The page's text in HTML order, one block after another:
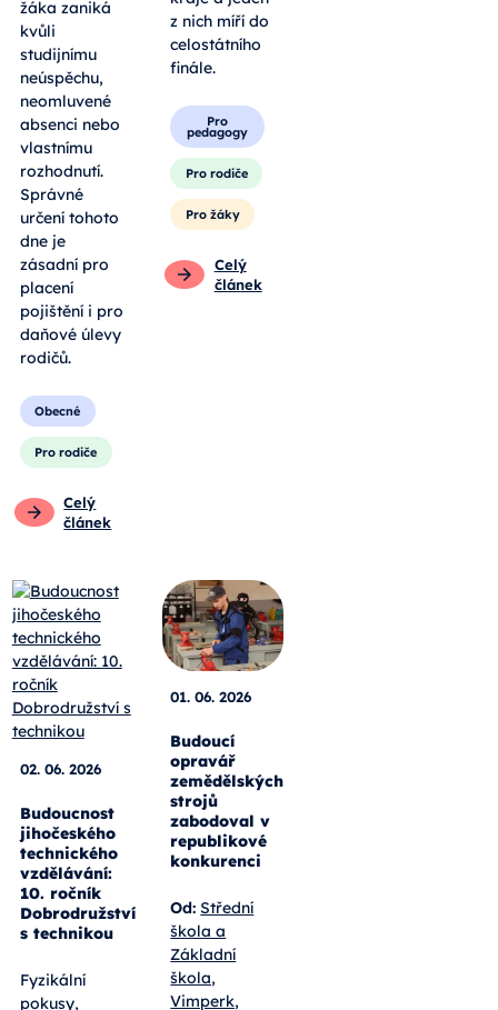
žáka zaniká
kvůli
studijnímu
neúspěchu,
neomluvené
absenci nebo
vlastnímu
rozhodnutí.
Správné
určení tohoto
dne je
zásadní pro
placení
pojištění i pro
daňové úlevy
rodičů.
Obecné
Pro rodiče
Celý
článek
z nich míří do
celostátního
finále.
Pro
pedagogy
Pro rodiče
Pro žáky
Celý
článek
02. 06. 2026
Budoucnost
jihočeského
technického
vzdělávání:
10. ročník
Dobrodružství
s technikou
Fyzikální
pokusy,
01. 06. 2026
Budoucí
opravář
zemědělských
strojů
zabodoval v
republikové
konkurenci
Od: Střední
škola a
Základní
škola,
Vimperk,